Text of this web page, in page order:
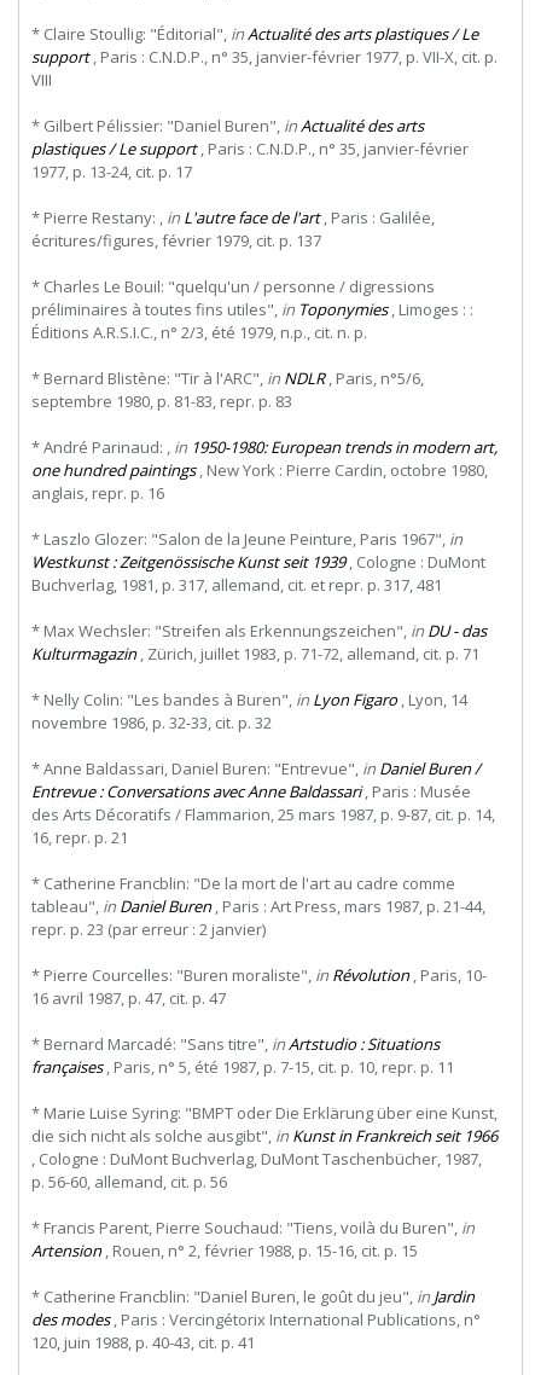
* Claire Stoullig: "Éditorial", inActualité des arts plastiques / Le
support, Paris : C.N.D.P., n° 35, janvier-février 1977, p. VII-X, cit. p.
VIII
* Gilbert Pélissier: "Daniel Buren", inActualité des arts
plastiques / Le support, Paris : C.N.D.P., n° 35, janvier-février
1977, p. 13-24, cit. p. 17
* Pierre Restany: , in L'autre face de l'art, Paris : Galilée,
écritures/figures, février 1979, cit. p. 137
* Charles Le Bouil: "quelqu'un / personne / digressions
préliminaires à toutes fins utiles", in Toponymies, Limoges : :
Éditions A.R.S.I.C., n° 2/3, été 1979, n.p., cit. n. p.
* Bernard Blistène: "Tir à l'ARC", in NDLR, Paris, n°5/6,
septembre 1980, p. 81-83, repr. p. 83
* André Parinaud: , in 1950-1980: European trends in modern art,
one hundred paintings, New York : Pierre Cardin, octobre 1980,
anglais, repr. p. 16
* Laszlo Glozer: "Salon de la Jeune Peinture, Paris 1967", in
Westkunst : Zeitgenössische Kunst seit 1939, Cologne : DuMont
Buchverlag, 1981, p. 317, allemand, cit. et repr. p. 317, 481
* Max Wechsler: "Streifen als Erkennungszeichen", in DU - das
Kulturmagazin, Zürich, juillet 1983, p. 71-72, allemand, cit. p. 71
* Nelly Colin: "Les bandes à Buren", in Lyon Figaro, Lyon, 14
novembre 1986, p. 32-33, cit. p. 32
* Anne Baldassari, Daniel Buren: "Entrevue", in Daniel Buren /
Entrevue : Conversations avec Anne Baldassari, Paris : Musée
des Arts Décoratifs / Flammarion, 25 mars 1987, p. 9-87, cit. p. 14,
16, repr. p. 21
* Catherine Francblin: "De la mort de l'art au cadre comme
tableau", in Daniel Buren, Paris : Art Press, mars 1987, p. 21-44,
repr. p. 23 (par erreur : 2 janvier)
* Pierre Courcelles: "Buren moraliste", in Révolution, Paris, 10-
16 avril 1987, p. 47, cit. p. 47
* Bernard Marcadé: "Sans titre", inArtstudio : Situations
françaises, Paris, n° 5, été 1987, p. 7-15, cit. p. 10, repr. p. 11
* Marie Luise Syring: "BMPT oder Die Erklärung über eine Kunst,
die sich nicht als solche ausgibt", in Kunst in Frankreich seit 1966
, Cologne : DuMont Buchverlag, DuMont Taschenbücher, 1987,
p. 56-60, allemand, cit. p. 56
* Francis Parent, Pierre Souchaud: "Tiens, voilà du Buren", in
Artension, Rouen, n° 2, février 1988, p. 15-16, cit. p. 15
* Catherine Francblin: "Daniel Buren, le goût du jeu", in Jardin
des modes, Paris : Vercingétorix International Publications, n°
120, juin 1988, p. 40-43, cit. p. 41